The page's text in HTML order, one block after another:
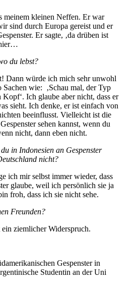
meinem kleinen Neffen. Er war
sind durch Europa gereist und er
Er sagte, ‚da drüben ist
hier…
du lebst?
Dann würde ich mich sehr unwohl
Sachen wie: ‚Schau mal, der Typ
Kopf‘. Ich glaube aber nicht, dass er
sieht. Ich denke, er ist einfach von
beeinflusst. Vielleicht ist die
sehen kannst, wenn du
nicht, dann eben nicht.
in Indonesien an Gespenster
nicht?
ich mir selbst immer wieder, dass
glaube, weil ich persönlich sie ja
froh, dass ich sie nicht sehe.
Freunden?
ein ziemlicher Widerspruch.
Gespenster in
Studentin an der Uni